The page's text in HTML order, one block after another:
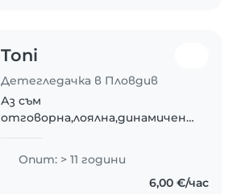
Toni
Детегледачка в Пловдив
Аз съм
отглеждане и обучение на
деца от 2 до 9 години.Очаквам
Опит: > 11 години
6,00 €/час